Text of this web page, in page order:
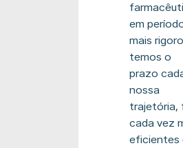
em
mais
temos o
prazo
nossa
trajetória,
cada vez
eficientes